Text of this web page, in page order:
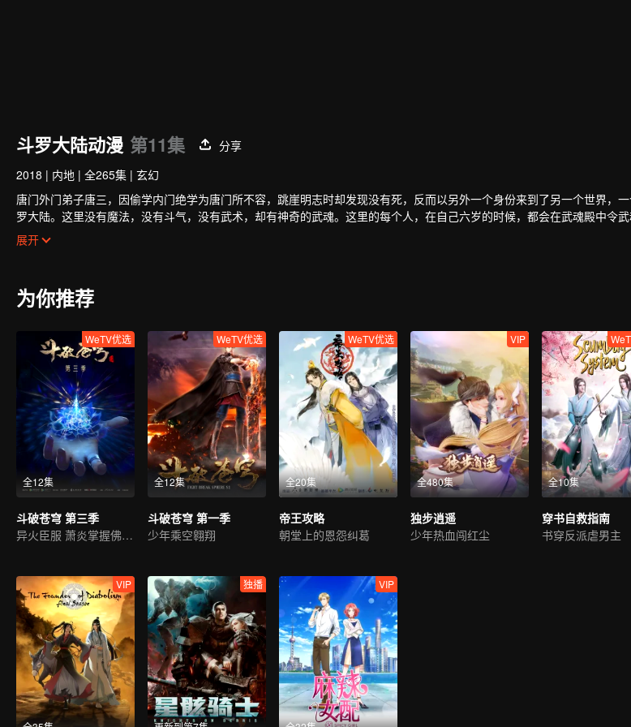
斗罗大陆动漫 第11集
分享
2018 | 内地 | 全265集 | 玄幻
唐门外门弟子唐三，因偷学内门绝学为唐门所不容，跳崖明志时却发现没有死，反而以另外一个身份来到了另一个世界，
罗大陆。这里没有魔法，没有斗气，没有武术，却有神奇的武魂。这里的每个人，在自己六岁的时候，都会在武魂殿中令
物，有器物，武魂可以辅助人们的日常生活。而其中一些特别出色的武魂却可以用来修炼并进行战斗，这个职业，是斗罗大
职业“魂师”。
小小的唐三在圣魂村开始了他的魂师修炼之路，并萌生了振兴唐门的梦想。当唐门暗器来到斗罗大陆，当唐三武魂觉醒，他
唐门的辉煌？
展开
为你推荐
全12集
WeTV优选
斗破苍穹 第三季
异火臣服 萧炎掌握佛怒火连
全12集
WeTV优选
斗破苍穹 第一季
少年乘空翱翔
全20集
WeTV优选
帝王攻略
朝堂上的恩怨纠葛
全480集
VIP
独步逍遥
少年热血闯红尘
全10集
穿书自救指南
书穿反派虐男主
VIP 独播 VIP